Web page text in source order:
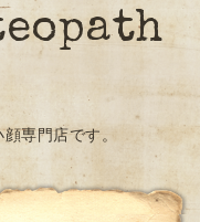
専門店です。